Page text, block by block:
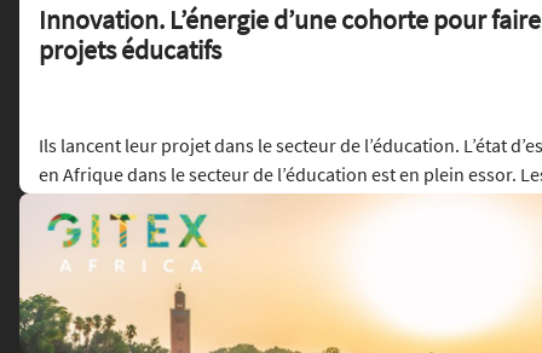
Innovation. L’énergie d’une cohorte pour
projets éducatifs
Ils lancent leur projet dans le secteur de l’éducation. L’état
en Afrique dans le secteur de l’éducation est en plein essor.
leur activité. Quand on se lance au sein d’une cohorte, on a
Lire l'article